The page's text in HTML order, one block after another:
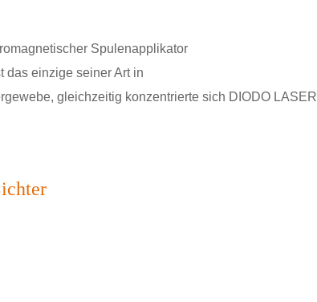
Spulenapplikator
das einzige seiner Art in
gleichzeitig konzentrierte sich DIODO LASER